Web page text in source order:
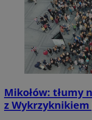
Mikołów: tłumy
z Wykrzyknikiem